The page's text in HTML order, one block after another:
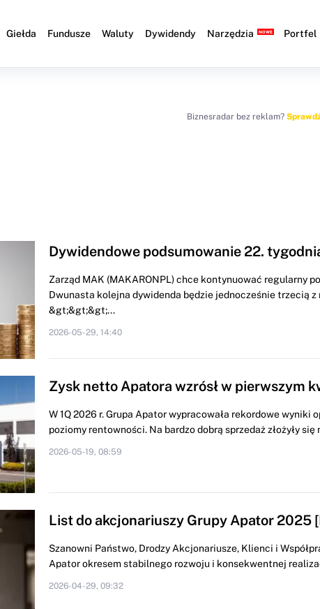
Giełda Fundusze Waluty Dywidendy Narzędzia Portfel
Biznesradar bez reklam?
Dywidendowe podsumowanie 22.
Zarząd MAK (MAKARONPL) chce kontynuować regularny
Dwunasta kolejna dywidenda będzie jednocześnie trzecią z
&gt;&gt;&gt;...
2026-05-29, 14:40
Zysk netto Apatora wzrósł w pierwszym
W 1Q 2026 r. Grupa Apator wypracowała rekordowe wyniki
poziomy rentowności. Na bardzo dobrą sprzedaż złożyły
2026-05-19, 08:59
List do akcjonariuszy Grupy Apator 2025
Szanowni Państwo, Drodzy Akcjonariusze, Klienci i
Apator okresem stabilnego rozwoju i konsekwentnej
2026-04-29, 09:32